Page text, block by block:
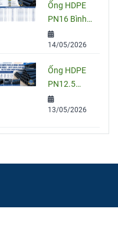
PVC, PPR
Và HDPE
Ống HDPE
PN16 Bình
Minh: Quy
Cách, Báo
Chọn Đúng
Cho Công
Trình
14/05/2026
Ống HDPE
PN12.5
Bình Minh
Chính Hãng
Chọn Mua
13/05/2026